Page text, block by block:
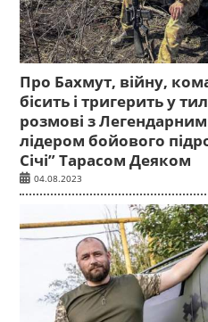
Про Бахмут, війну,
бісить і тригерить у
розмові з
лідером бойового
Січі” Тарасом Деяком
04.08.2023